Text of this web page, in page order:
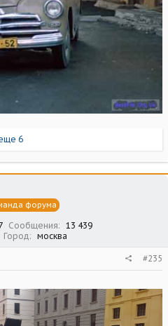
6
форума
Сообщения
13 439
Город москва
#235